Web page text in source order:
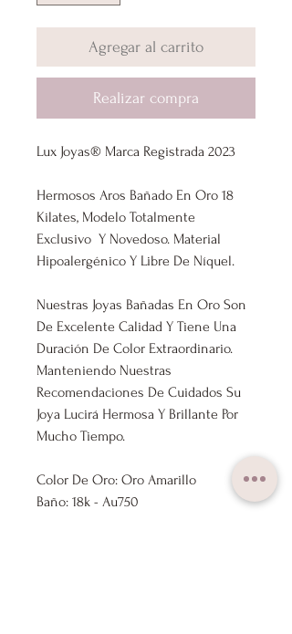
Agregar al carrito
Realizar compra
Lux Joyas® Marca Registrada 2023
Hermosos Aros Bañado En Oro 18
Kilates, Modelo Totalmente
Exclusivo Y Novedoso. Material
Hipoalergénico Y Libre De Níquel.
Nuestras Joyas Bañadas En Oro Son
De Excelente Calidad Y Tiene Una
Duración De Color Extraordinario.
Manteniendo Nuestras
Recomendaciones De Cuidados Su
Joya Lucirá Hermosa Y Brillante Por
Mucho Tiempo.
Color De Oro: Oro Amarillo
Baño: 18k - Au750